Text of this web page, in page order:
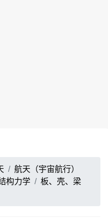
航天（宇宙航行）
构力学
板、壳、梁